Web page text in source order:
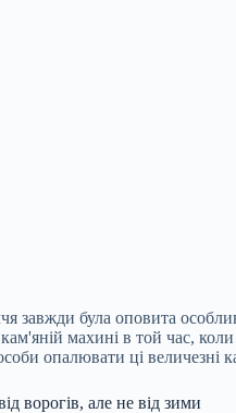
завжди була оповита
махині в той час,
опалювати ці величезні
ворогів, але не від зими